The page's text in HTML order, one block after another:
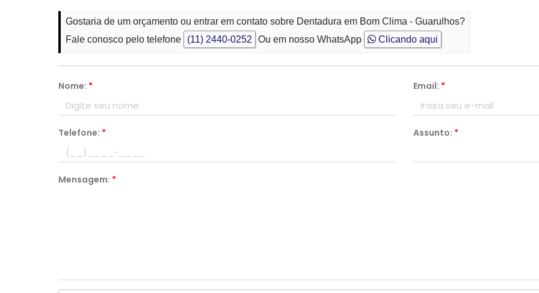
Gostaria de um orçamento ou entrar em contato sobre Dentadura em Bom Clima - Guarulhos?
Fale conosco pelo telefone
(11) 2440-0252 Ou em nosso WhatsApp Clicando aqui
Nome: * Email: *
Telefone: * Assunto: *
Mensagem: *